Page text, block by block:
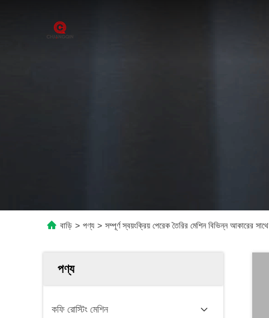
বাড়ি > পণ্য > সম্পূর্ণ স্বয়ংক্রিয় পেরেক তৈরির মেশিন বিভিন্ন আকারের
পণ্য
কফি রোস্টিং মেশিন